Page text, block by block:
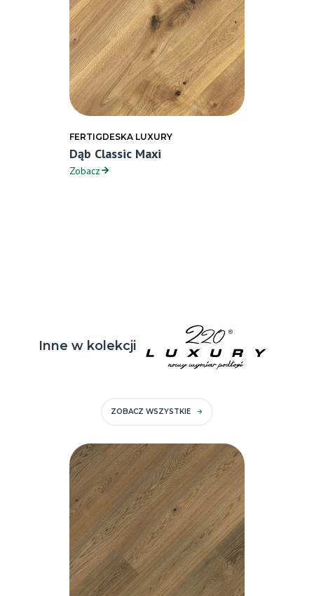
FERTIGDESKA LUXURY
Dąb Classic Maxi
Zobacz
Inne w kolekcji
ZOBACZ WSZYSTKIE